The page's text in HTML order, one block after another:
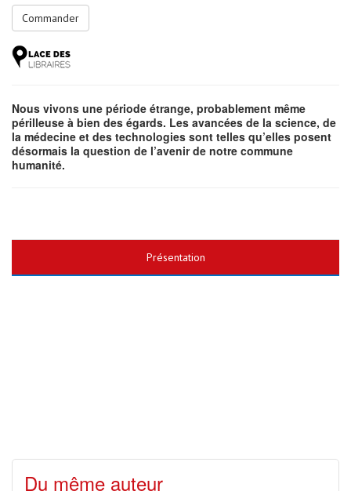
Commander
Nous vivons une période étrange, probablement même
périlleuse à bien des égards. Les avancées de la science, de
la médecine et des technologies sont telles qu’elles posent
désormais la question de l’avenir de notre commune
humanité.
Présentation
Du même auteur